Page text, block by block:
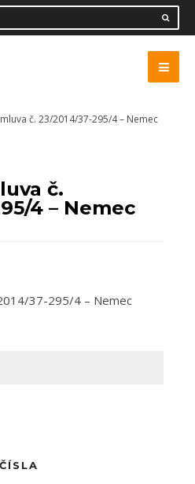
č. 23/2014/37-295/4 – Nemec
č.
4 – Nemec
37-295/4 – Nemec